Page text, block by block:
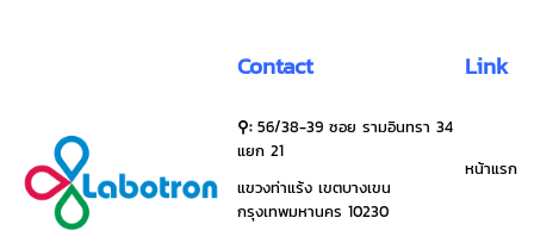
Contact Link
⚲:56/38-39 ซอย รามอินทรา 34
แยก 21
แขวงท่าแร้ง เขตบางเขน
กรุงเทพมหานคร 10230
หน้าแรก